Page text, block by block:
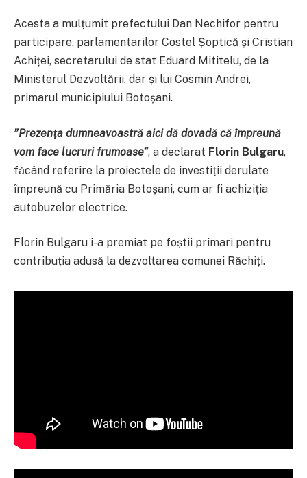
Acesta a mulțumit prefectului Dan Nechifor pentru
participare, parlamentarilor Costel Șoptică și Cristian
Achiței, secretarului de stat Eduard Mititelu, de la
Ministerul Dezvoltării, dar și lui Cosmin Andrei,
primarul municipiului Botoșani.
”Prezența dumneavoastră aici dă dovadă că împreună
vom face lucruri frumoase”, a declarat Florin Bulgaru,
făcând referire la proiectele de investiții derulate
împreună cu Primăria Botoșani, cum ar fi achiziția
autobuzelor electrice.
Florin Bulgaru i-a premiat pe foștii primari pentru
contribuția adusă la dezvoltarea comunei Răchiți.